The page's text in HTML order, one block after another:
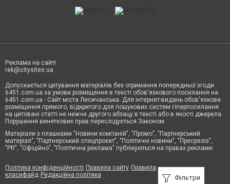
Фільтри
Реклама на сайті:
rek@citysites.ua
Допускається цитування матеріалів без отримання попередньої згоди
6451.com.ua за умови розміщення в тексті обов'язкового посилання на
6451.com.ua - Сайт міста Лисичанська. Для інтернет-видань обов'язкове
розміщення прямого, відкритого для пошукових систем гіперпосилання
на цитовані статті не нижче другого абзацу в тексті або в якості джерела.
Порушення виняткових прав переслідується Законом.
Матеріали з плашками "Новини компаній", "Промо", "Партнерський
матеріал", "Партнерський спецпроєкт", "Політичні новини", "Пресреліз",
"PR", "Офіційно", "Політична реклама" публікуються на правах реклами.
Політика конфіденційності Правила сайту Правила
класифайд Редакційна політика